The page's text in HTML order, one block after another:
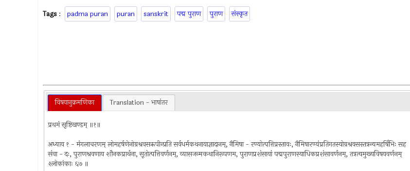
Tags : padma puran puran sanskrit पद्म पुराण पुराण संस्कृत
विषयानुक्रमणिका Translation - भाषांतर
प्रथमं सृष्टिखण्डम् ॥१॥
अध्याय १ - मंगलाचरणम् लोमहर्षणेनोग्रश्रवसऋपीन्प्रति सर्वधर्मकथनायाज्ञादानम्, नैमिषा - रण्योत्पत्तिप्रस्तावः, नैमिषारण्यंप्रतिगतस्योग्रश्रवसस्तत्रन्यमहर्षिभिः सह
संवा - दः, पुराणश्रवणाय शौनकप्रार्थना, सूतोत्पत्तिवर्णनम्, व्यासजन्मकथानिरूपणम, पुराणप्रशंसायां पद्मपुराणस्याधिकप्रशंसावर्णनम्, तत्रत्यमुख्यविषयवर्णनम्
श्लोकांकाः ६७ ॥